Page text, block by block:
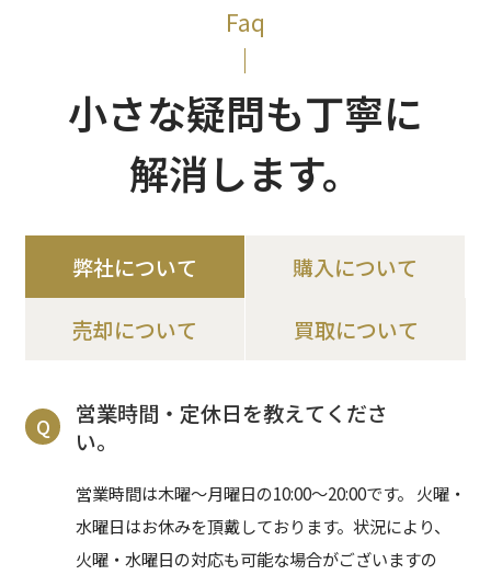
Faq
小さな疑問も丁寧に
解消します。
弊社について 購入について
売却について 買取について
Q
営業時間・定休日を教えてくださ
い。
営業時間は木曜〜月曜日の10:00〜20:00です。 火曜・
水曜日はお休みを頂戴しております。状況により、
火曜・水曜日の対応も可能な場合がございますの